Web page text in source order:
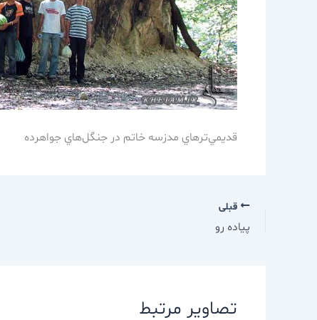
قديمي‌ترهاي مدزسه خاتم در جنگل‌هاي جواهرده
قبلی
پياده رو
تصاویر مرتبط